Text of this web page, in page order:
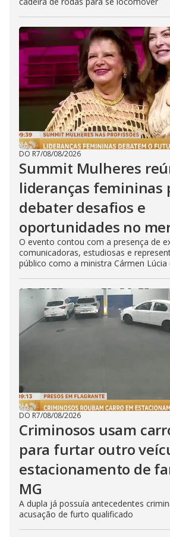
DO R7/08/08/2026
Summit Mulheres
lideranças femininas
debater desafios e
oportunidades no
O evento contou com a presença de
comunicadoras, estudiosas e
público como a ministra Cármen Lúcia
DO R7/08/08/2026
Criminosos usam
para furtar outro
estacionamento de
MG
A dupla já possuía antecedentes
acusação de furto qualificado